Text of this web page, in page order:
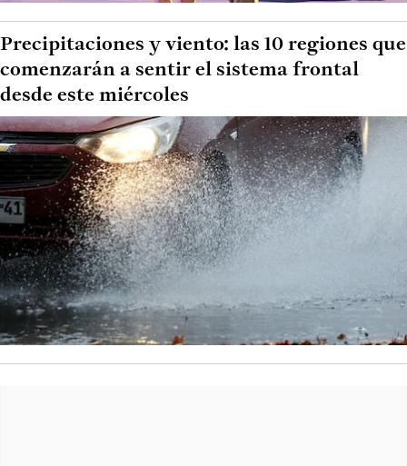
Precipitaciones y viento: las 10 regiones que
comenzarán a sentir el sistema frontal
desde este miércoles